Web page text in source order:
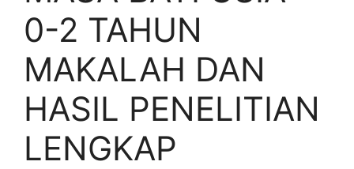
0-2 TAHUN
MAKALAH DAN
HASIL PENELITIAN
LENGKAP